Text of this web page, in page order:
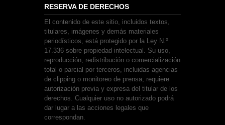
RESERVA DE DERECHOS
El contenido de este sitio, incluidos textos,
titulares, imágenes y demás materiales
periodísticos, está protegido por la Ley N.º
17.336 sobre propiedad intelectual. Su uso,
reproducción, redistribución o comercialización
total o parcial por terceros, incluidas agencias
de clipping o monitoreo de prensa, requiere
autorización previa y expresa del titular de los
derechos. Cualquier uso no autorizado podrá
dar lugar a las acciones legales que
correspondan.